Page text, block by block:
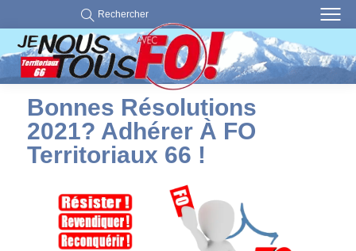
Rechercher
Bonnes Résolutions
2021? Adhérer À FO
Territoriaux 66 !